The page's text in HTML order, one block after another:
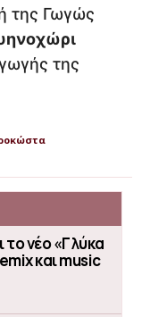
της Γωγώς
της
το νέο «Γλύκα
και music